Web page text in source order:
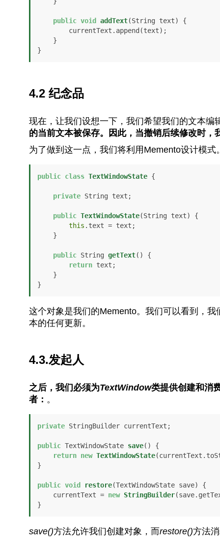
public void addText(String text)
{
}
4.2 纪念品
现在，让我们设想一下，我们希望我们的文本编
的当前文本被保存。因此，当撤销后续修改时，
为了做到这一点，我们将利用Memento设计模
public class TextWindowState {
private String text;
public TextWindowState(String text)
{
this .text = text;
public String getText()
{
return text;
}
这个对象是我们的Memento。我们可以看到，我
本的任何更新。
4.3.发起人
之后，我们必须为TextWindow类提供创建和消
者： 。
private StringBuilder currentText;
public TextWindowState save()
{
return new TextWindowState
}
public void restore(TextWindowState save)
{
    currentText =
new StringBuilder
}
save()方法允许我们创建对象，而restore()方法